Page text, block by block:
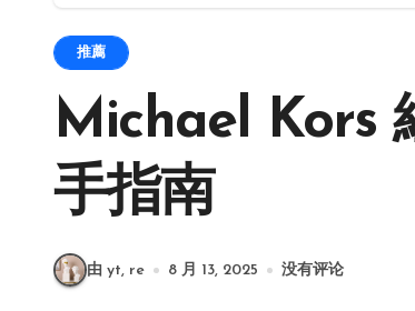
推薦
Michael Kors
手指南
由 yt, re 8 月 13, 2025 没有评论